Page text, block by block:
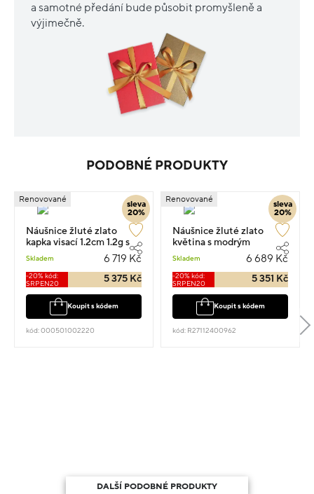
a samotné předání bude působit promyšleně a
výjimečně.
PODOBNÉ PRODUKTY
sleva
20%
Renovované
Náušnice žluté zlato
kapka visací 1.2cm 1.2g s
diamantem 0.040ct
Skladem 6 719 Kč
-20% kód:
SRPEN20
5 375 Kč
Koupit s kódem
kód: 000501002220
sleva
20%
Renovované
Náušnice žluté zlato
květina s modrým
kamenem 1.5cm 1.95g
Skladem 6 689 Kč
-20% kód:
SRPEN20
5 351 Kč
Koupit s kódem
kód: R27112400962
DALŠÍ PODOBNÉ PRODUKTY